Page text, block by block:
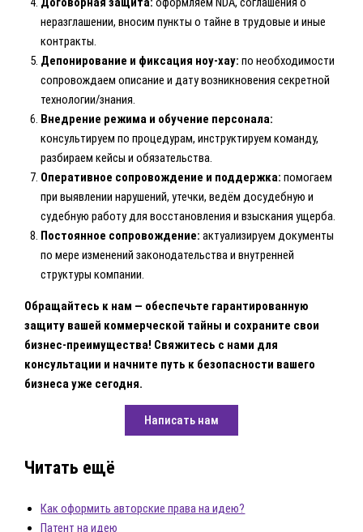
неразглашении, вносим пункты о тайне в трудовые и иные
контракты.
Депонирование и фиксация ноу-хау: по необходимости
сопровождаем описание и дату возникновения секретной
технологии/знания.
Внедрение режима и обучение персонала:
консультируем по процедурам, инструктируем команду,
разбираем кейсы и обязательства.
Оперативное сопровождение и поддержка: помогаем
при выявлении нарушений, утечки, ведём досудебную и
судебную работу для восстановления и взыскания ущерба.
Постоянное сопровождение: актуализируем документы
по мере изменений законодательства и внутренней
структуры компании.
Обращайтесь к нам — обеспечьте гарантированную
защиту вашей коммерческой тайны и сохраните свои
бизнес-преимущества! Свяжитесь с нами для
консультации и начните путь к безопасности вашего
бизнеса уже сегодня.
Написать нам
Читать ещё
Как оформить авторские права на идею?
Патент на идею